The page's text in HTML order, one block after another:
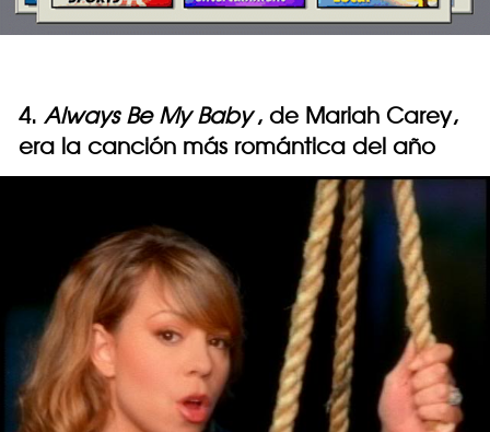
4. Always Be My Baby, de Mariah Carey,
era la canción más romántica del año